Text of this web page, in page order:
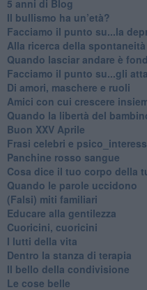
​5 anni di Blog
​Il bullismo ha un’età?
Facciamo il punto su...la
​Alla ricerca della spontaneità
​Quando lasciar andare è
Facciamo il punto su...gli
Di amori, maschere e ruoli
​Amici con cui crescere
​Quando la libertà del
Buon XXV Aprile
​Frasi celebri e
​Panchine rosso sangue
​Cosa dice il tuo corpo della
​Quando le parole uccidono
​(Falsi) miti familiari
​Educare alla gentilezza
​Cuoricini, cuoricini
I lutti della vita
​Dentro la stanza di terapia
​Il bello della condivisione
Le cose belle